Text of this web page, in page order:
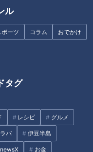
ル
ポーツ コラム おでかけ
タグ
レシピ グルメ
バ 伊豆半島
newsX お金
の地「佐渡島」へ！“廃
二環」沿いにある“謎の地下
正体とは？道マニアが気に